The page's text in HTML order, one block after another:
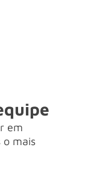
em
o mais